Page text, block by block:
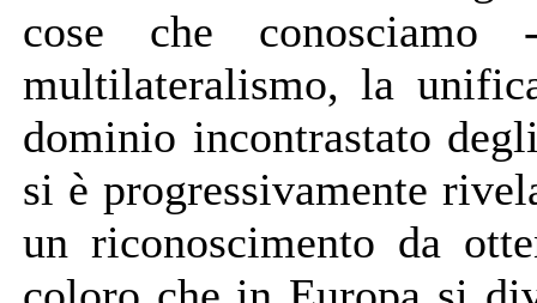
cose che
multilateralismo, la
dominio incontrastato
si è progressivamente
un riconoscimento da